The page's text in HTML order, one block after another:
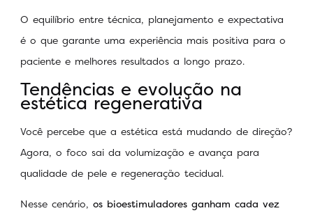
O equilíbrio entre técnica, planejamento e expectativa
é o que garante uma experiência mais positiva para o
paciente e melhores resultados a longo prazo.
Tendências e evolução na
estética regenerativa
Você percebe que a estética está mudando de direção?
Agora, o foco sai da volumização e avança para
qualidade de pele e regeneração tecidual.
Nesse cenário, os bioestimuladores ganham cada vez